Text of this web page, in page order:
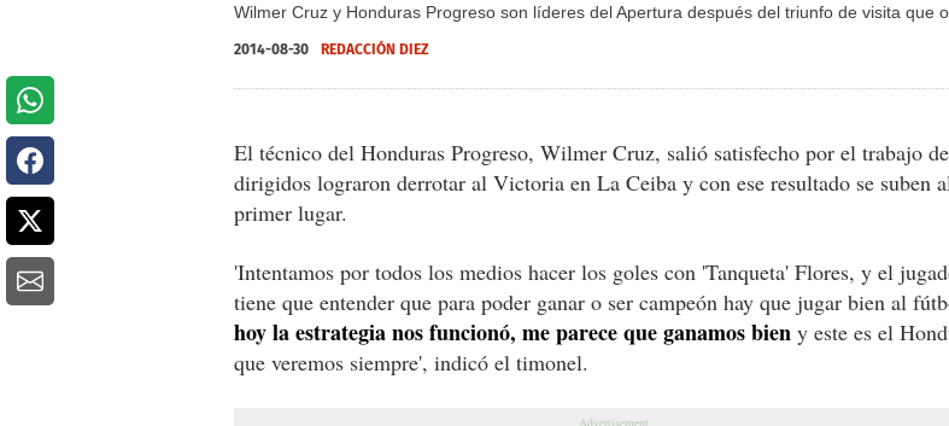
Wilmer Cruz y Honduras Progreso son líderes del Apertura después del triunfo de visita que
2014-08-30 REDACCIÓN DIEZ
El técnico del Honduras Progreso, Wilmer Cruz, salió satisfecho por el trabajo
dirigidos lograron derrotar al Victoria en La Ceiba y con ese resultado se suben
primer lugar.
'Intentamos por todos los medios hacer los goles con 'Tanqueta' Flores, y el
tiene que entender que para poder ganar o ser campeón hay que jugar bien al
hoy la estrategia nos funcionó, me parece que ganamos bien y este es el
que veremos siempre', indicó el timonel.